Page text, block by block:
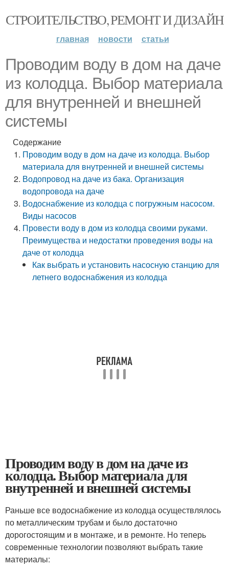
СТРОИТЕЛЬСТВО, РЕМОНТ И ДИЗАЙН
главная новости статьи
Проводим воду в дом на даче
из колодца. Выбор материала
для внутренней и внешней
системы
Содержание
Проводим воду в дом на даче из колодца. Выбор
материала для внутренней и внешней системы
Водопровод на даче из бака. Организация
водопровода на даче
Водоснабжение из колодца с погружным насосом.
Виды насосов
Провести воду в дом из колодца своими руками.
Преимущества и недостатки проведения воды на
даче от колодца
Как выбрать и установить насосную станцию для
летнего водоснабжения из колодца
Проводим воду в дом на даче из
колодца. Выбор материала для
внутренней и внешней системы
Раньше все водоснабжение из колодца осуществлялось
по металлическим трубам и было достаточно
дорогостоящим и в монтаже, и в ремонте. Но теперь
современные технологии позволяют выбрать такие
материалы: